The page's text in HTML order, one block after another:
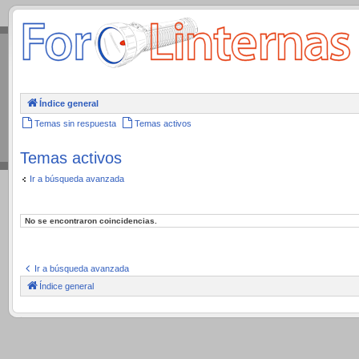
.
Índice general
Temas sin respuesta Temas activos
Temas activos
Ir a búsqueda avanzada
No se encontraron coincidencias.
Ir a búsqueda avanzada
Índice general
.